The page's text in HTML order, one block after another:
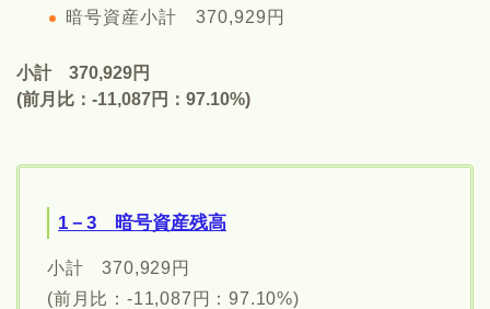
暗号資産小計 370,929円
小計 370,929円
(前月比：-11,087円：97.10%)
1－3 暗号資産残高
小計 370,929円
(前月比：-11,087円：97.10%)